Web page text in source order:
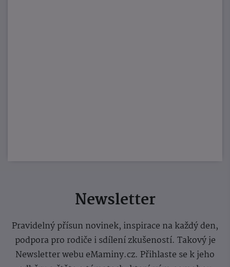
Newsletter
Pravidelný přísun novinek, inspirace na každý den,
podpora pro rodiče i sdílení zkušeností. Takový je
Newsletter webu eMaminy.cz. Přihlaste se k jeho